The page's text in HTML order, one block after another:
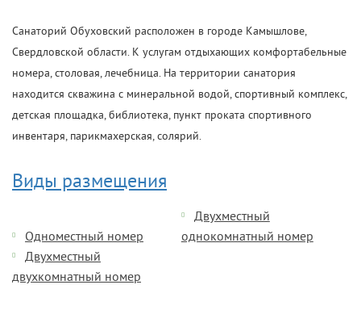
Санаторий Обуховский расположен в городе Камышлове,
Свердловской области. К услугам отдыхающих комфортабельные
номера, столовая, лечебница. На территории санатория
находится скважина с минеральной водой, спортивный комплекс,
детская площадка, библиотека, пункт проката спортивного
инвентаря, парикмахерская, солярий.
Виды размещения
Одноместный номер
Двухместный
однокомнатный номер
Двухместный
двухкомнатный номер